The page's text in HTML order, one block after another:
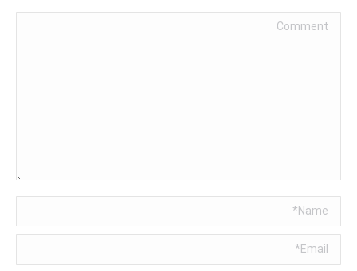
Comment
Name *
Email *